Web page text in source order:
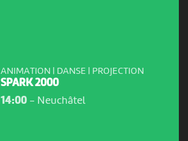
ANIMATION | DANSE | PROJECTION
SPARK 2000
14:00- Neuchâtel